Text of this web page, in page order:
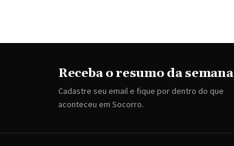
Receba o resumo da semana
Cadastre seu email e fique por dentro do que
aconteceu em Socorro.